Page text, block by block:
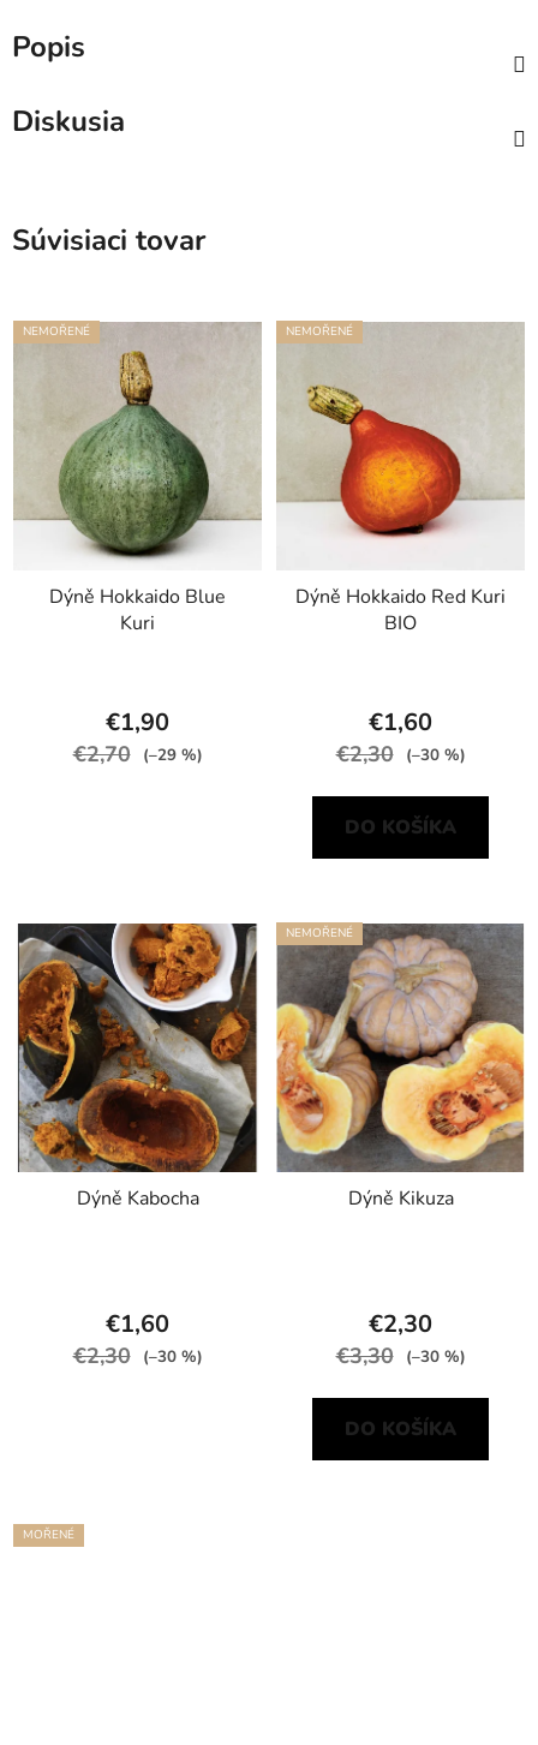
Popis
Diskusia
Súvisiaci tovar
NEMOŘENÉ
Dýně Hokkaido Blue
Kuri
€1,90
€2,70 (–29 %)
NEMOŘENÉ
Dýně Hokkaido Red Kuri
BIO
€1,60
€2,30 (–30 %)
DO KOŠÍKA
Dýně Kabocha
€1,60
€2,30 (–30 %)
NEMOŘENÉ
Dýně Kikuza
€2,30
€3,30 (–30 %)
DO KOŠÍKA
MOŘENÉ